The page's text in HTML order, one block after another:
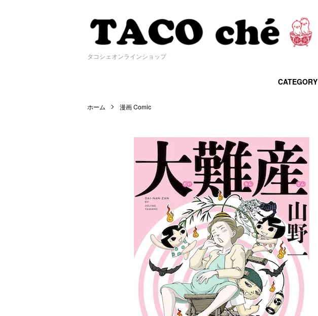
タコシェオンラインショップ
CATEGORY
ホーム 漫画 Comic